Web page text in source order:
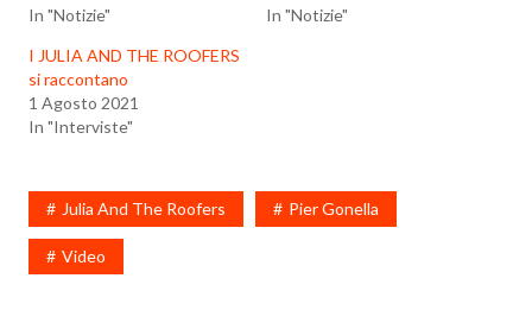
In "Notizie"
In "Notizie"
I JULIA AND THE ROOFERS
si raccontano
1 Agosto 2021
In "Interviste"
Julia And The Roofers Pier Gonella
Video